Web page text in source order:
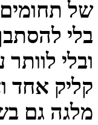
של
בלי
ובלי
​קליק אחד
מלגה גם